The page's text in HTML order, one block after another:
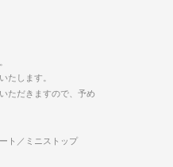
たします。
ただきますので、予め
ト／ミニストップ